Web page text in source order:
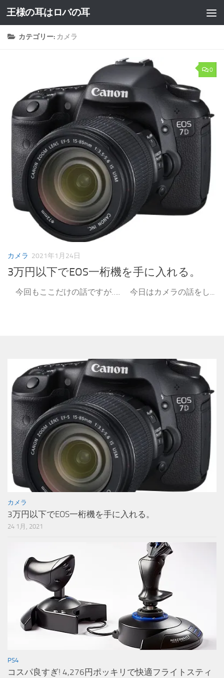
コンテンツへスキップ
王様の耳はロバの耳
カテゴリー: カメラ
0
カメラ 2021年1月24日
3万円以下でEOS一桁機を手に入れる。
今回もここだけの話ですが….. 今日はカメラの話をし...
カメラ
3万円以下でEOS一桁機を手に入れる。
24 1月, 2021
PS4
コスパ良すぎ! 4,276円ポッキリで快適フライトスティ